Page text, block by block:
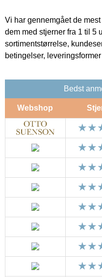
Vi har gennemgået de
dem med stjerner fra 1 til 5
sortimentstørrelse,
betingelser,
Bedst
Webshop